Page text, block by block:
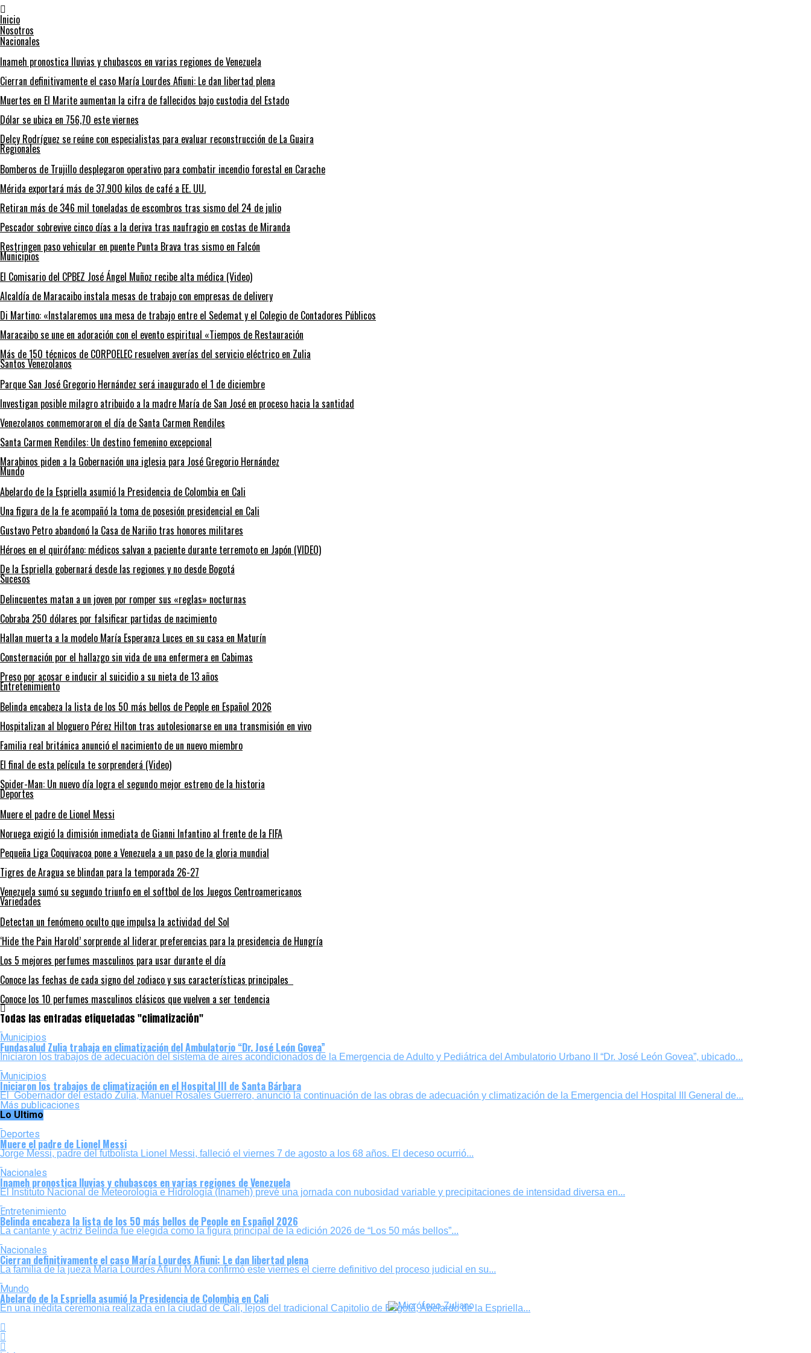
Inicio
Nosotros
Nacionales
Inameh pronostica lluvias y chubascos en varias regiones de Venezuela
Cierran definitivamente el caso María Lourdes Afiuni: Le dan libertad plena
Muertes en El Marite aumentan la cifra de fallecidos bajo custodia del Estado
Dólar se ubica en 756,70 este viernes
Delcy Rodríguez se reúne con especialistas para evaluar reconstrucción de La Guaira
Regionales
Bomberos de Trujillo desplegaron operativo para combatir incendio forestal en Carache
Mérida exportará más de 37.900 kilos de café a EE. UU.
Retiran más de 346 mil toneladas de escombros tras sismo del 24 de julio
Pescador sobrevive cinco días a la deriva tras naufragio en costas de Miranda
Restringen paso vehicular en puente Punta Brava tras sismo en Falcón
Municipios
El Comisario del CPBEZ José Ángel Muñoz recibe alta médica (Video)
Alcaldía de Maracaibo instala mesas de trabajo con empresas de delivery
Di Martino: «Instalaremos una mesa de trabajo entre el Sedemat y el Colegio de Contadores Públicos
Maracaibo se une en adoración con el evento espiritual «Tiempos de Restauración
Más de 150 técnicos de CORPOELEC resuelven averías del servicio eléctrico en Zulia
Santos Venezolanos
Parque San José Gregorio Hernández será inaugurado el 1 de diciembre
Investigan posible milagro atribuido a la madre María de San José en proceso hacia la santidad
Venezolanos conmemoraron el día de Santa Carmen Rendiles
Santa Carmen Rendiles: Un destino femenino excepcional
Marabinos piden a la Gobernación una iglesia para José Gregorio Hernández
Mundo
Abelardo de la Espriella asumió la Presidencia de Colombia en Cali
Una figura de la fe acompañó la toma de posesión presidencial en Cali
Gustavo Petro abandonó la Casa de Nariño tras honores militares
Héroes en el quirófano: médicos salvan a paciente durante terremoto en Japón (VIDEO)
De la Espriella gobernará desde las regiones y no desde Bogotá
Sucesos
Delincuentes matan a un joven por romper sus «reglas» nocturnas
Cobraba 250 dólares por falsificar partidas de nacimiento
Hallan muerta a la modelo María Esperanza Luces en su casa en Maturín
Consternación por el hallazgo sin vida de una enfermera en Cabimas
Preso por acosar e inducir al suicidio a su nieta de 13 años
Entretenimiento
Belinda encabeza la lista de los 50 más bellos de People en Español 2026
Hospitalizan al bloguero Pérez Hilton tras autolesionarse en una transmisión en vivo
Familia real británica anunció el nacimiento de un nuevo miembro
El final de esta película te sorprenderá (Video)
Spider-Man: Un nuevo día logra el segundo mejor estreno de la historia
Deportes
Muere el padre de Lionel Messi
Noruega exigió la dimisión inmediata de Gianni Infantino al frente de la FIFA
Pequeña Liga Coquivacoa pone a Venezuela a un paso de la gloria mundial
Tigres de Aragua se blindan para la temporada 26-27
Venezuela sumó su segundo triunfo en el softbol de los Juegos Centroamericanos
Variedades
Detectan un fenómeno oculto que impulsa la actividad del Sol
‘Hide the Pain Harold’ sorprende al liderar preferencias para la presidencia de Hungría
Los 5 mejores perfumes masculinos para usar durante el día
Conoce las fechas de cada signo del zodiaco y sus características principales
Conoce los 10 perfumes masculinos clásicos que vuelven a ser tendencia
Todas las entradas etiquetadas "climatización"
Municipios
Fundasalud Zulia trabaja en climatización del Ambulatorio “Dr. José León Govea”
Iniciaron los trabajos de adecuación del sistema de aires acondicionados de la Emergencia de Adulto y Pediátrica del Ambulatorio Urbano II “Dr. José León Govea”, ubicado...
Municipios
Iniciaron los trabajos de climatización en el Hospital III de Santa Bárbara
El Gobernador del estado Zulia, Manuel Rosales Guerrero, anunció la continuación de las obras de adecuación y climatización de la Emergencia del Hospital III General de...
Más publicaciones
Lo Ultimo
Deportes
Muere el padre de Lionel Messi
Jorge Messi, padre del futbolista Lionel Messi, falleció el viernes 7 de agosto a los 68 años. El deceso ocurrió...
Nacionales
Inameh pronostica lluvias y chubascos en varias regiones de Venezuela
El Instituto Nacional de Meteorología e Hidrología (Inameh) prevé una jornada con nubosidad variable y precipitaciones de intensidad diversa en...
Entretenimiento
Belinda encabeza la lista de los 50 más bellos de People en Español 2026
La cantante y actriz Belinda fue elegida como la figura principal de la edición 2026 de “Los 50 más bellos”...
Nacionales
Cierran definitivamente el caso María Lourdes Afiuni: Le dan libertad plena
La familia de la jueza María Lourdes Afiuni Mora confirmó este viernes el cierre definitivo del proceso judicial en su...
Mundo
Abelardo de la Espriella asumió la Presidencia de Colombia en Cali
En una inédita ceremonia realizada en la ciudad de Cali, lejos del tradicional Capitolio de Bogotá, Abelardo de la Espriella...